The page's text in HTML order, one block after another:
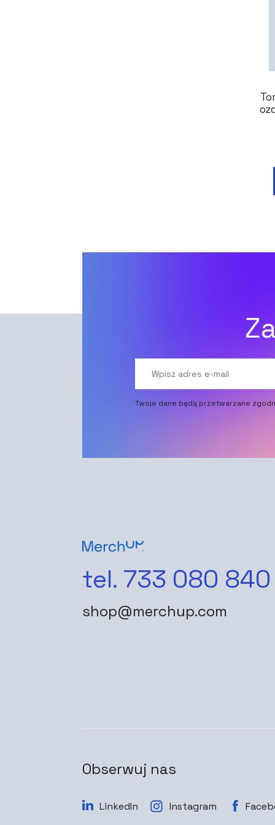
Twoje dane będą przetwarzane
tel. 733 080 840
shop@merchup.com
Obserwuj nas
LinkedIn Instagram